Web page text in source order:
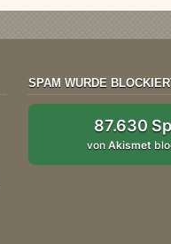
SPAM WURDE
87.630
vonAkismet